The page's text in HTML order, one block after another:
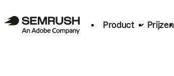
Product Prijzen